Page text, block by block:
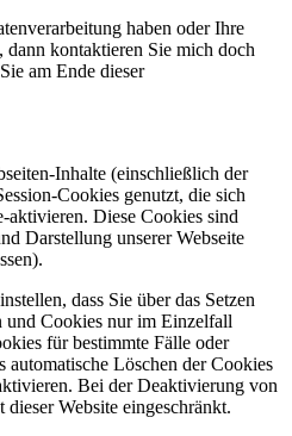
haben oder Ihre
kontaktieren Sie mich doch
am Ende dieser
Inhalte (einschließlich der
Cookies genutzt, die sich
aktivieren. Diese Cookies sind
Darstellung unserer Webseite
dass Sie über das Setzen
Cookies nur im Einzelfall
für bestimmte Fälle oder
automatische Löschen der Cookies
Bei der Deaktivierung von
Website eingeschränkt.